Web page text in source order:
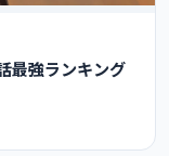
最強ランキング